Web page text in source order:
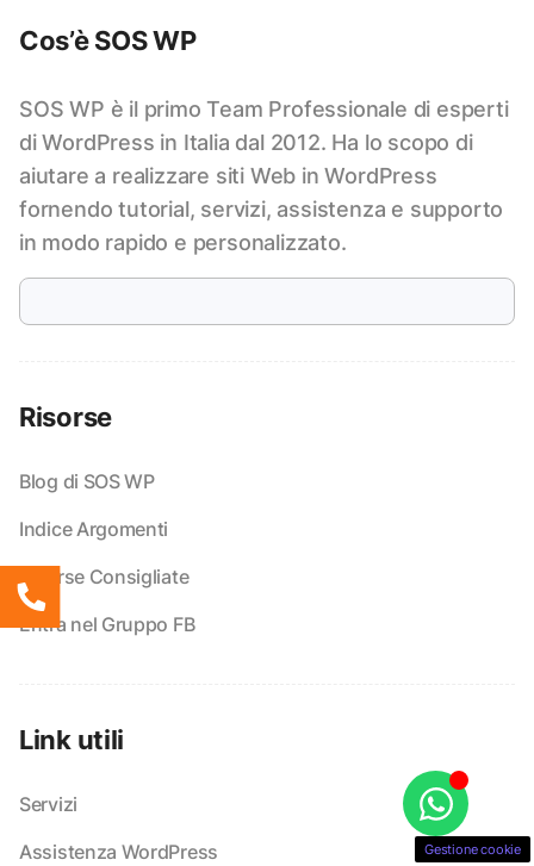
Cos’è SOS WP
SOS WP è il primo Team Professionale di esperti
di WordPress in Italia dal 2012. Ha lo scopo di
aiutare a realizzare siti Web in WordPress
fornendo tutorial, servizi, assistenza e supporto
in modo rapido e personalizzato.
Risorse
Blog di SOS WP
Indice Argomenti
Risorse Consigliate
Entra nel Gruppo FB
Link utili
Servizi
Assistenza WordPress
Gestione cookie